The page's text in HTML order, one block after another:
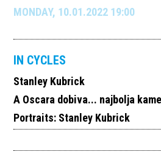
MONDAY, 10.01.2022 19:00
IN CYCLES
Stanley Kubrick
A Oscara dobiva... najbolja
Portraits: Stanley Kubrick